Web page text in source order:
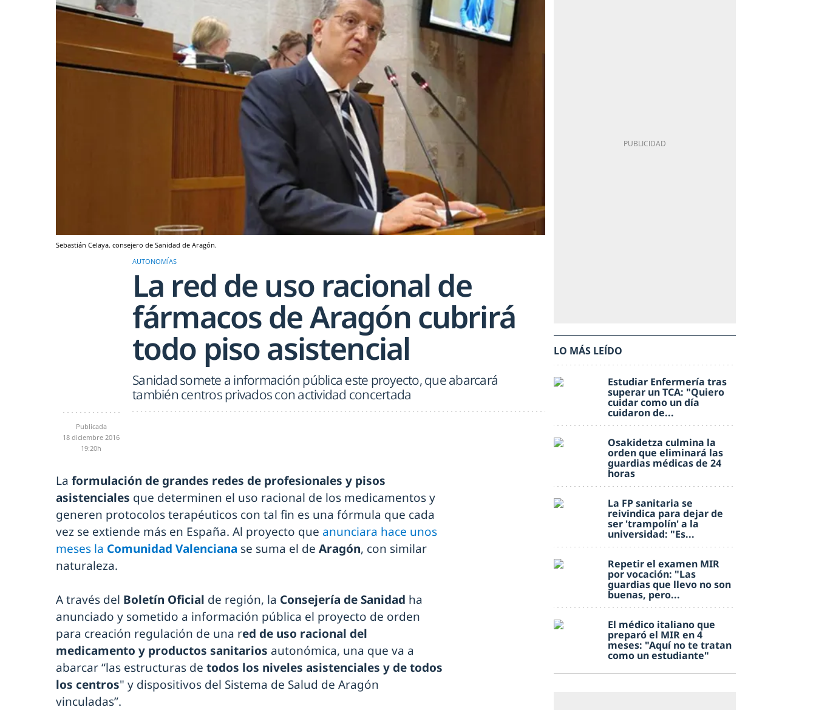
Sebastián Celaya. consejero de Sanidad de Aragón.
AUTONOMÍAS
La red de uso racional de
fármacos de Aragón cubrirá
todo piso asistencial
Sanidad somete a información pública este proyecto, que abarcará
también centros privados con actividad concertada
Publicada
18 diciembre 2016
19:20h
La formulación de grandes redes de profesionales y pisos
asistenciales que determinen el uso racional de los medicamentos y
generen protocolos terapéuticos con tal fin es una fórmula que cada
vez se extiende más en España. Al proyecto que anunciara hace unos
meses la Comunidad Valenciana se suma el de Aragón, con similar
naturaleza.
A través del Boletín Oficial de región, la Consejería de Sanidad ha
anunciado y sometido a información pública el proyecto de orden
para creación regulación de una red de uso racional del
medicamento y productos sanitarios autonómica, una que va a
abarcar “las estructuras de todos los niveles asistenciales y de todos
los centros" y dispositivos del Sistema de Salud de Aragón
vinculadas”.
LO MÁS LEÍDO
Estudiar Enfermería tras
superar un TCA: "Quiero
cuidar como un día
cuidaron de...
Osakidetza culmina la
orden que eliminará las
guardias médicas de 24
horas
La FP sanitaria se
reivindica para dejar de
ser 'trampolín' a la
universidad: "Es...
Repetir el examen MIR
por vocación: "Las
guardias que llevo no son
buenas, pero...
El médico italiano que
preparó el MIR en 4
meses: "Aquí no te tratan
como un estudiante"